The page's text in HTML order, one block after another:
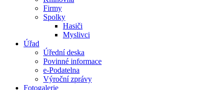
Firmy
Spolky
Hasiči
Myslivci
Úřad
Úřední deska
Povinné informace
e-Podatelna
Výroční zprávy
Fotogalerie